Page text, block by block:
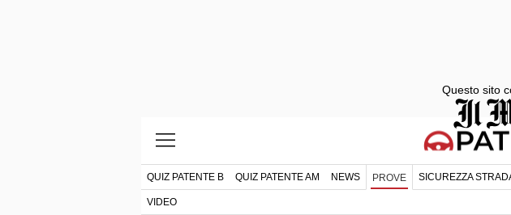
QUIZ PATENTE B QUIZ PATENTE AM NEWS PROVE SICUREZZA
VIDEO
Questo sito